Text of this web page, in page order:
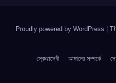
Proudly powered by WordPress
স্বেচ্ছাসেবী আমাদের সম্পর্কে